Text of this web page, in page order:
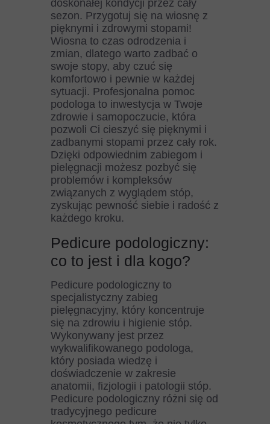
doskonałej kondycji przez cały
sezon. Przygotuj się na wiosnę z
pięknymi i zdrowymi stopami!
Wiosna to czas odrodzenia i
zmian, dlatego warto zadbać o
swoje stopy, aby czuć się
komfortowo i pewnie w każdej
sytuacji. Profesjonalna pomoc
podologa to inwestycja w Twoje
zdrowie i samopoczucie, która
pozwoli Ci cieszyć się pięknymi i
zadbanymi stopami przez cały rok.
Dzięki odpowiednim zabiegom i
pielęgnacji możesz pozbyć się
problemów i kompleksów
związanych z wyglądem stóp,
zyskując pewność siebie i radość z
każdego kroku.
Pedicure podologiczny:
co to jest i dla kogo?
Pedicure podologiczny to
specjalistyczny zabieg
pielęgnacyjny, który koncentruje
się na zdrowiu i higienie stóp.
Wykonywany jest przez
wykwalifikowanego podologa,
który posiada wiedzę i
doświadczenie w zakresie
anatomii, fizjologii i patologii stóp.
Pedicure podologiczny różni się od
tradycyjnego pedicure